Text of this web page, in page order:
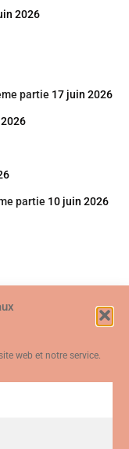
web et notre service.
2026
partie 17 juin 2026
partie 10 juin 2026
utilisés. Visitez notre